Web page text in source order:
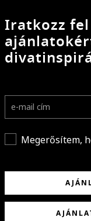
Iratkozz
Megerősítem,